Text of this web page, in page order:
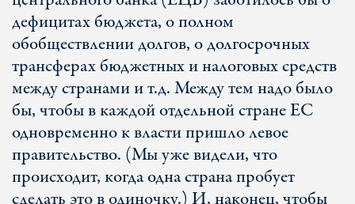
дефицитах бюджета, о полном
обобществлении долгов, о долгосрочных
трансферах бюджетных и налоговых средств
между странами и т.д. Между тем надо было
бы, чтобы в каждой отдельной стране ЕС
одновременно к власти пришло левое
правительство. (Мы уже видели, что
происходит, когда одна страна пробует